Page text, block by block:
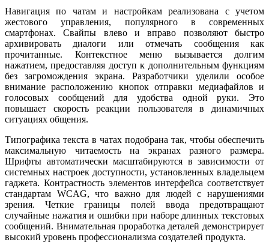
Навигация по чатам и настройкам реализована с учетом
жестового управления, популярного в современных
смартфонах. Свайпы влево и вправо позволяют быстро
архивировать диалоги или отмечать сообщения как
прочитанные. Контекстное меню вызывается долгим
нажатием, предоставляя доступ к дополнительным функциям
без загромождения экрана. Разработчики уделили особое
внимание расположению кнопок отправки медиафайлов и
голосовых сообщений для удобства одной руки. Это
повышает скорость реакции пользователя в динамичных
ситуациях общения.
Типографика текста в чатах подобрана так, чтобы обеспечить
максимальную читаемость на экранах разного размера.
Шрифты автоматически масштабируются в зависимости от
системных настроек доступности, установленных владельцем
гаджета. Контрастность элементов интерфейса соответствует
стандартам WCAG, что важно для людей с нарушениями
зрения. Четкие границы полей ввода предотвращают
случайные нажатия и ошибки при наборе длинных текстовых
сообщений. Внимательная проработка деталей демонстрирует
высокий уровень профессионализма создателей продукта.